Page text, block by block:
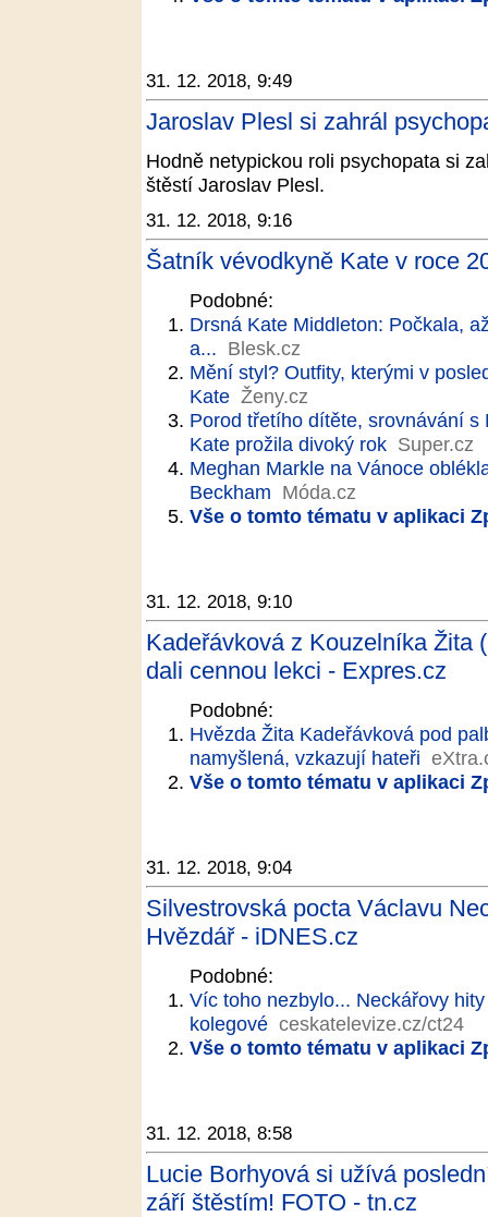
31. 12. 2018, 9:49
Jaroslav Plesl si zahrál
Hodně netypickou roli psychopata si
štěstí Jaroslav Plesl.
31. 12. 2018, 9:16
Šatník vévodkyně Kate v roce
Podobné:
Drsná Kate Middleton: Počkala,
a... Blesk.cz
Mění styl? Outfity, kterými v
Kate Ženy.cz
Porod třetího dítěte, srovnávání
Kate prožila divoký rok Super.cz
Meghan Markle na Vánoce
Beckham Móda.cz
Vše o tomto tématu v aplikaci
31. 12. 2018, 9:10
Kadeřávková z Kouzelníka Žita
dali cennou lekci - Expres.cz
Podobné:
Hvězda Žita Kadeřávková pod
namyšlená, vzkazují hateři
Vše o tomto tématu v aplikaci
31. 12. 2018, 9:04
Silvestrovská pocta Václavu
Hvězdář - iDNES.cz
Podobné:
Víc toho nezbylo... Neckářovy
kolegové ceskatelevize.cz/ct24
Vše o tomto tématu v aplikaci
31. 12. 2018, 8:58
Lucie Borhyová si užívá
září štěstím! FOTO - tn.cz